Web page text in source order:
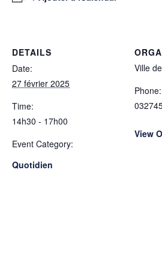
DETAILS
Date:
27 février 2025
Time:
14h30 - 17h00
Event Category:
Quotidien
Ville
Phone:
View